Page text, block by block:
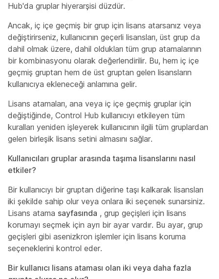
Hub'da gruplar hiyerarşisi düzdür.
Ancak, iç içe geçmiş bir grup için lisans atarsanız veya
değiştirirseniz, kullanıcının geçerli lisansları, üst grup da
dahil olmak üzere, dahil oldukları tüm grup atamalarının
bir kombinasyonu olarak değerlendirilir. Bu, hem iç içe
geçmiş gruptan hem de üst gruptan gelen lisansların
kullanıcıya ekleneceği anlamına gelir.
Lisans atamaları, ana veya iç içe geçmiş gruplar için
değiştiğinde, Control Hub kullanıcıyı etkileyen tüm
kuralları yeniden işleyerek kullanıcının ilgili tüm gruplardan
gelen birleşik lisans setini almasını sağlar.
Kullanıcıları gruplar arasında taşıma lisanslarını nasıl
etkiler?
Bir kullanıcıyı bir gruptan diğerine taşı kalkarak lisansları
iki şekilde sahip olur veya onlara iki seçenek sunarsiniz.
Lisans atama sayfasında , grup geçişleri için lisans
korumayı seçmek için ayrı bir ayar vardır. Bu ayar, grup
geçişleri gibi asenizkron işlemler için lisans koruma
seçeneklerini kontrol eder.
Bir kullanıcı lisans ataması olan iki veya daha fazla